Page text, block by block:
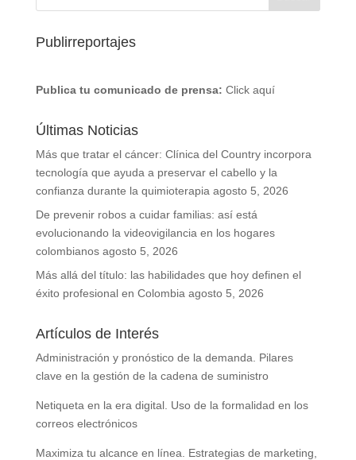
Publirreportajes
Publica tu comunicado de prensa: Click aquí
Últimas Noticias
Más que tratar el cáncer: Clínica del Country incorpora
tecnología que ayuda a preservar el cabello y la
confianza durante la quimioterapia agosto 5, 2026
De prevenir robos a cuidar familias: así está
evolucionando la videovigilancia en los hogares
colombianos agosto 5, 2026
Más allá del título: las habilidades que hoy definen el
éxito profesional en Colombia agosto 5, 2026
Artículos de Interés
Administración y pronóstico de la demanda. Pilares
clave en la gestión de la cadena de suministro
Netiqueta en la era digital. Uso de la formalidad en los
correos electrónicos
Maximiza tu alcance en línea. Estrategias de marketing,